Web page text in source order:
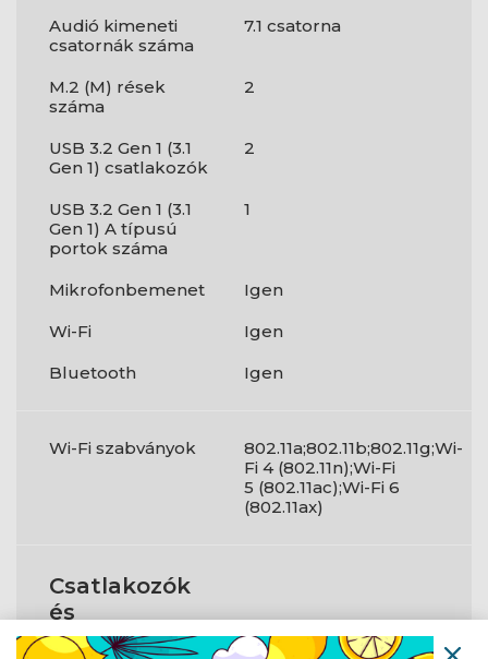
Audió kimeneti
csatornák száma
7.1 csatorna
M.2 (M) rések
száma
2
USB 3.2 Gen 1 (3.1
Gen 1) csatlakozók
2
USB 3.2 Gen 1 (3.1
Gen 1) A típusú
portok száma
1
Mikrofonbemenet
Igen
Wi-Fi
Igen
Bluetooth
Igen
Wi-Fi szabványok
802.11a;802.11b;802.11g;Wi-
Fi 4 (802.11n);Wi-Fi
5 (802.11ac);Wi-Fi 6
(802.11ax)
Csatlakozók
és
csatlakozási